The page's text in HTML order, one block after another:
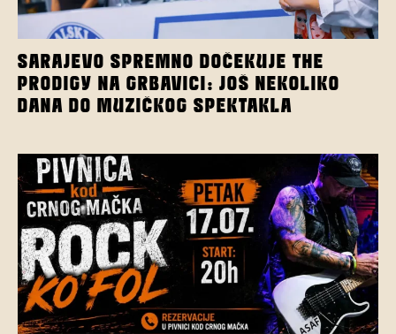
SARAJEVO SPREMNO DOČEKUJE THE
PRODIGY NA GRBAVICI: JOŠ NEKOLIKO
DANA DO MUZIČKOG SPEKTAKLA